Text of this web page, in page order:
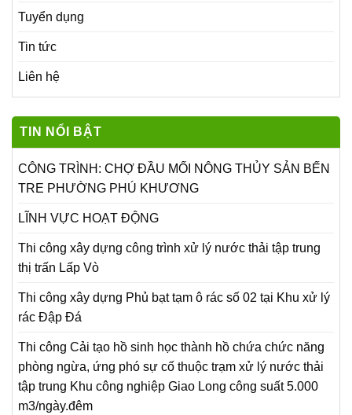
Tuyển dụng
Tin tức
Liên hệ
TIN NỔI BẬT
CÔNG TRÌNH: CHỢ ĐẦU MỐI NÔNG THỦY SẢN BẾN
TRE PHƯỜNG PHÚ KHƯƠNG
LĨNH VỰC HOẠT ĐỘNG
Thi công xây dựng công trình xử lý nước thải tập trung
thị trấn Lấp Vò
Thi công xây dựng Phủ bạt tạm ô rác số 02 tại Khu xử lý
rác Đập Đá
Thi công Cải tạo hồ sinh học thành hồ chứa chức năng
phòng ngừa, ứng phó sự cố thuộc trạm xử lý nước thải
tập trung Khu công nghiệp Giao Long công suất 5.000
m3/ngày.đêm